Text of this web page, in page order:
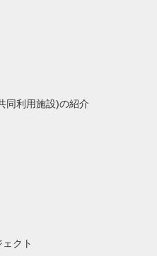
同利用施設)の紹介
クト